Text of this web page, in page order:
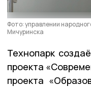
Фото: управлении
Мичуринска
Технопарк
проекта
проекта